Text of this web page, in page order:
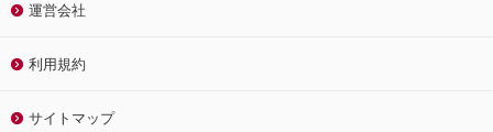
運営会社
利用規約
サイトマップ